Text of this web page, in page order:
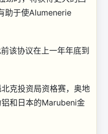
助于使Alumenerie
该协议在上一年年底到
克投资局资格赛，奥地
和日本的Marubeni金